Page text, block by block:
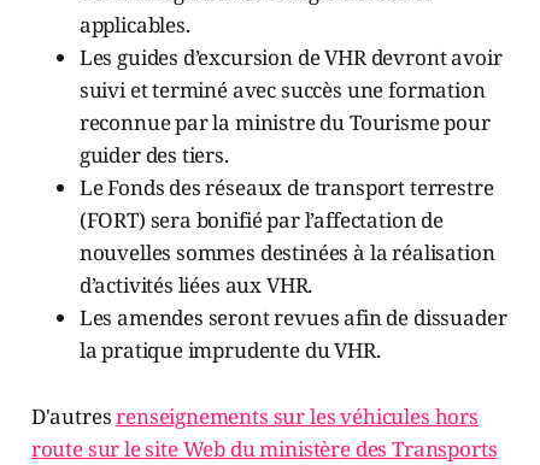
applicables.
Les guides d’excursion de VHR devront avoir
suivi et terminé avec succès une formation
reconnue par la ministre du Tourisme pour
guider des tiers.
Le Fonds des réseaux de transport terrestre
(FORT) sera bonifié par l’affectation de
nouvelles sommes destinées à la réalisation
d’activités liées aux VHR.
Les amendes seront revues afin de dissuader
la pratique imprudente du VHR.
D'autresrenseignements sur les véhicules hors
route sur le site Web du ministère des Transports